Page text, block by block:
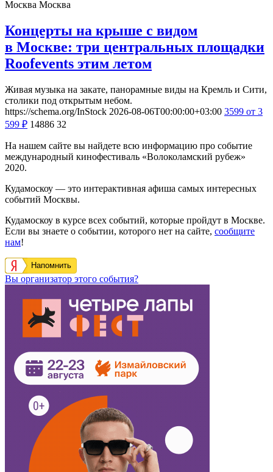
Москва Москва
Концерты на крыше с видом
в Москве: три центральных площадки
Roofevents этим летом
Живая музыка на закате, панорамные виды на Кремль и Сити,
столики под открытым небом.
https://schema.org/InStock 2026-08-06T00:00:00+03:00 3599 от 3
599 ₽ 14886 32
На нашем сайте вы найдете всю информацию про событие
международный кинофестиваль «Волоколамский рубеж»
2020.
Кудамоскоу — это интерактивная афиша самых интересных
событий Москвы.
Кудамоскоу в курсе всех событий, которые пройдут в Москве.
Если вы знаете о событии, которого нет на сайте, сообщите
нам!
Напомнить
Вы организатор этого события?